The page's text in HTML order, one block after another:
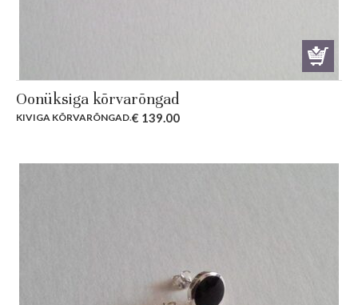
Oonüksiga kõrvarõngad
KIVIGA KÕRVARÕNGAD.€ 139.00